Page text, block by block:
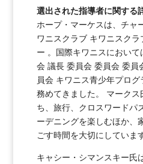
選出された指導者に関する
ホープ・マーケスは、チャ
ワニスクラブ キワニスク
ー 。国際キワニスにおい
会 議長 委員会 委員会 委員
員会 キワニス青少年プロ
務めてきました。
マークス
ち、旅行、クロスワードパ
ーデニングを楽しむほか、
ごす時間を大切にしていま
キャシー・シマンスキー氏